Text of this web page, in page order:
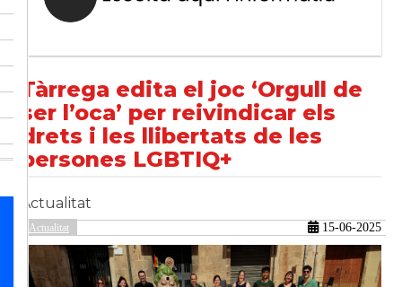
Tàrrega edita el joc ‘Orgull de
ser l’oca’ per reivindicar els
drets i les llibertats de les
persones LGBTIQ+
Actualitat
Actualitat 15-06-2025